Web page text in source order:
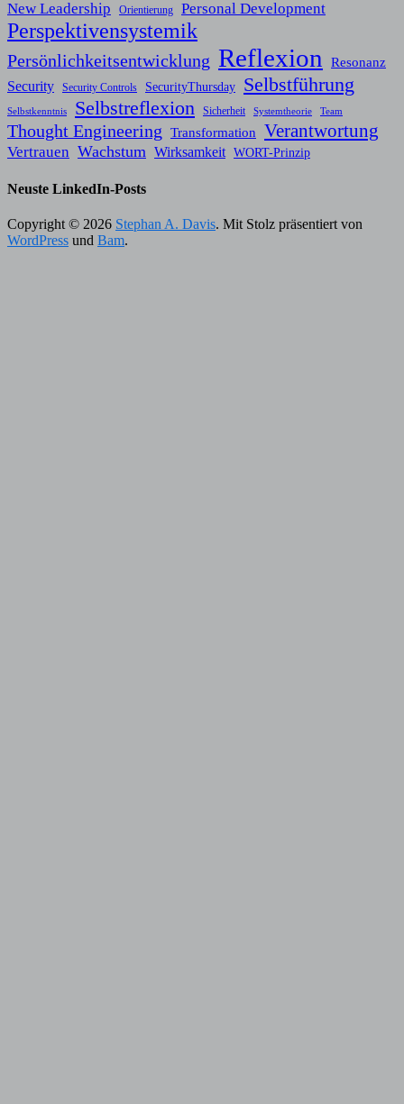
New Leadership Orientierung Personal Development
Perspektivensystemik
Persönlichkeitsentwicklung Reflexion
Resonanz
Security
Security Controls SecurityThursday Selbstführung
Selbstkenntnis Selbstreflexion Sicherheit Systemtheorie Team
Thought Engineering Transformation Verantwortung
Vertrauen Wachstum Wirksamkeit WORT-Prinzip
Neuste LinkedIn-Posts
Copyright © 2026 Stephan A. Davis. Mit Stolz präsentiert von
WordPress und Bam.